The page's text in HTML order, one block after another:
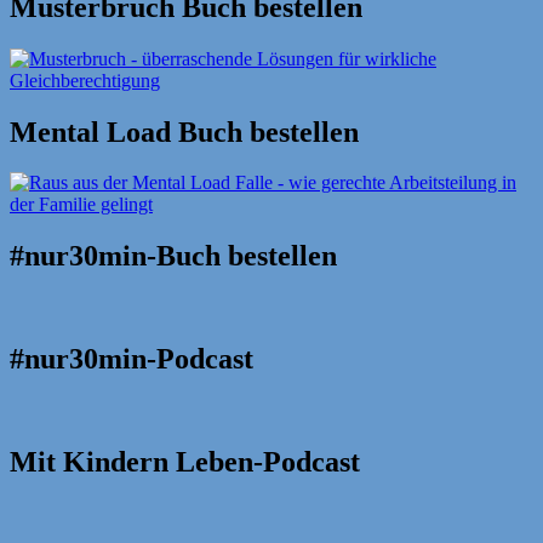
Musterbruch Buch bestellen
Mental Load Buch bestellen
#nur30min-Buch bestellen
#nur30min-Podcast
Mit Kindern Leben-Podcast